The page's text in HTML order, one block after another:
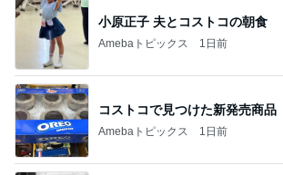
コストコで見つけた新発売商品
Amebaトピックス 1日前
俺のせいで彼女が辛かったとの話
Amebaトピックス 15時間前